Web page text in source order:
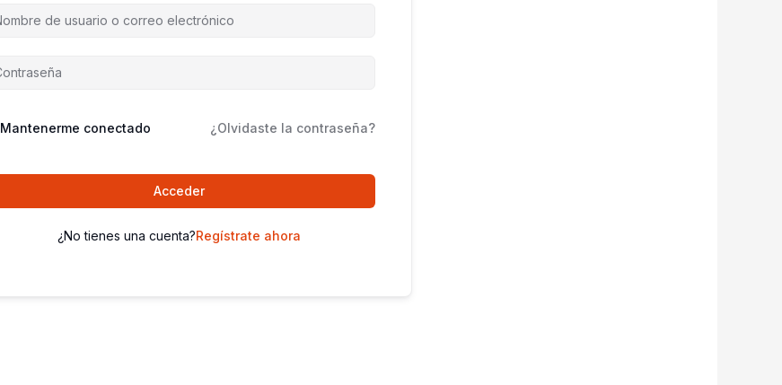
Mantenerme conectado ¿Olvidaste la contraseña?
Acceder
¿No tienes una cuenta?Regístrate ahora